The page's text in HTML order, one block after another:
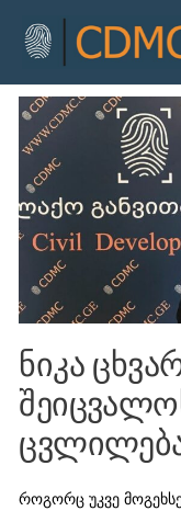
ნიკა
როგორც უკვე